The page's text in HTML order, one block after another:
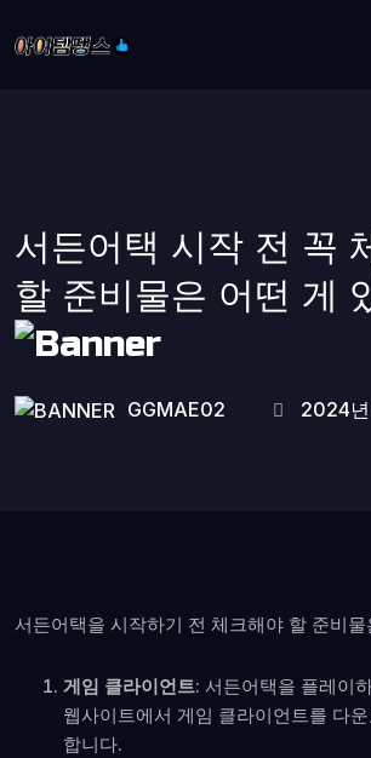
서든어택 시작 전 꼭
할 준비물은 어떤 게
GGMAE02 2024
서든어택을 시작하기 전 체크해야 할 준비
게임 클라이언트: 서든어택을 플레이
웹사이트에서 게임 클라이언트를 다
합니다.